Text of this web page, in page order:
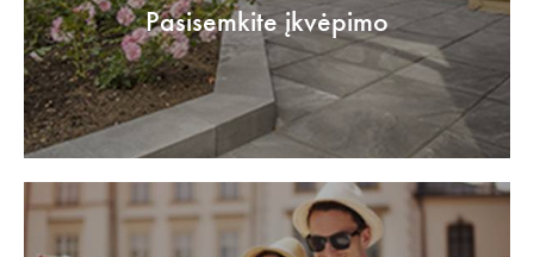
Pasisemkite įkvėpimo